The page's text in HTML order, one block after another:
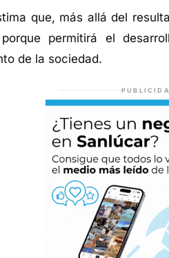
que, más allá del
permitirá el
de la sociedad.